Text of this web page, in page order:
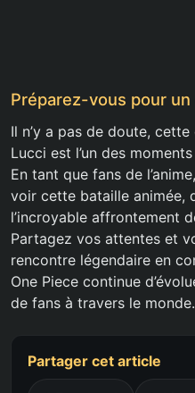
Préparez-vous pour
Il n’y a pas de doute,
Lucci est l’un des
En tant que fans de
voir cette bataille animée,
l’incroyable affrontement
Partagez vos attentes et
rencontre légendaire en
One Piece continue
de fans à travers le monde.
Partager cet article